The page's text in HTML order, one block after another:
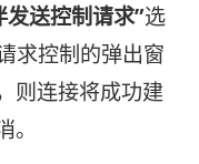
发送控制请求”选
求控制的弹出窗
则连接将成功建